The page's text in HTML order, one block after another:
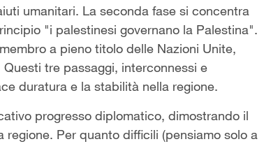
umanitari. La seconda fase si concentra
"i palestinesi governano la Palestina".
a pieno titolo delle Nazioni Unite,
tre passaggi, interconnessi e
duratura e la stabilità nella regione.
progresso diplomatico, dimostrando il
Per quanto difficili (pensiamo solo a